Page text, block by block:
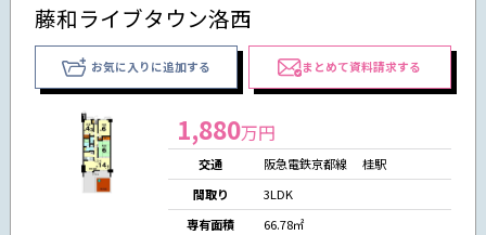
藤和ライブタウン洛西
お気に入りに追加する まとめて資料請求する
1,880万円
交通
阪急電鉄京都線 桂駅
間取り
3LDK
専有面積
66.78㎡